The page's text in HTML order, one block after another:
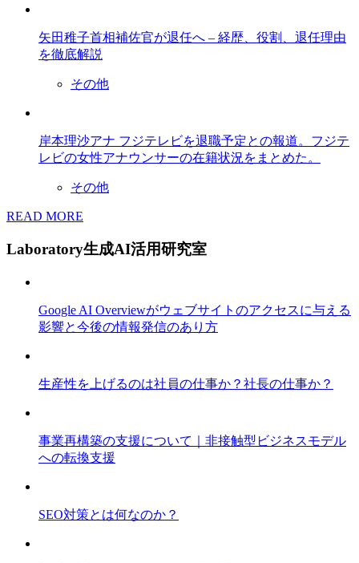
矢田稚子首相補佐官が退任へ – 経歴、役割、退任理由
を徹底解説
その他
岸本理沙アナ フジテレビを退職予定との報道。フジテ
レビの女性アナウンサーの在籍状況をまとめた。
その他
READ MORE
Laboratory生成AI活用研究室
Google AI Overviewがウェブサイトのアクセスに与える
影響と今後の情報発信のあり方
生産性を上げるのは社員の仕事か？社長の仕事か？
事業再構築の支援について｜非接触型ビジネスモデル
への転換支援
SEO対策とは何なのか？